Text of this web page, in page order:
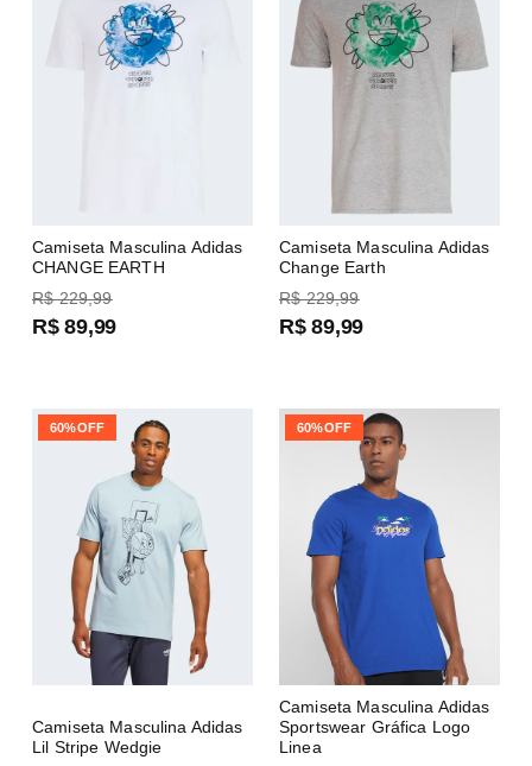
Camiseta Masculina Adidas
CHANGE EARTH
R$ 229,99
R$ 89,99
Camiseta Masculina Adidas
Change Earth
R$ 229,99
R$ 89,99
Camiseta Masculina Adidas
Lil Stripe Wedgie
60%OFF
Camiseta Masculina Adidas
Sportswear Gráfica Logo
Linea
60%OFF